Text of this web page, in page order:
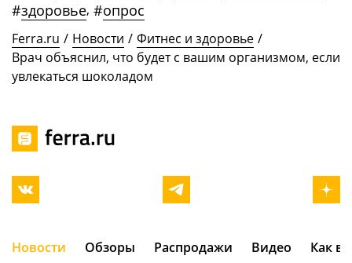
#здоровье, #опрос
Ferra.ru / Новости / Фитнес и здоровье /
Врач объяснил, что будет с вашим организмом, если
увлекаться шоколадом
Новости Обзоры Распродажи Видео Как